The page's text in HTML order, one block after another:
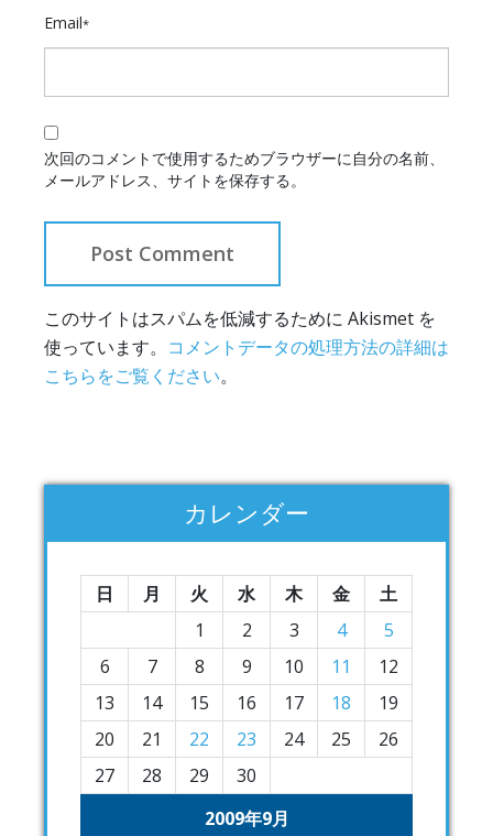
Email*
次回のコメントで使用するためブラウザーに自分の名前、
メールアドレス、サイトを保存する。
このサイトはスパムを低減するために Akismet を
使っています。 コメントデータの処理方法の詳細は
こちらをご覧ください。
カレンダー
2009年9月
日 月 火 水 木 金
土
1
2 3 4
5
6
7 8 9 10 11
12
13
14 15 16 17 18
19
20
21 22 23 24 25
26
27
28 29 30